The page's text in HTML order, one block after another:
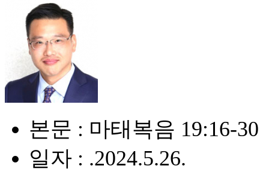
본문 : 마태복음 19:16-30
일자 : .2024.5.26.